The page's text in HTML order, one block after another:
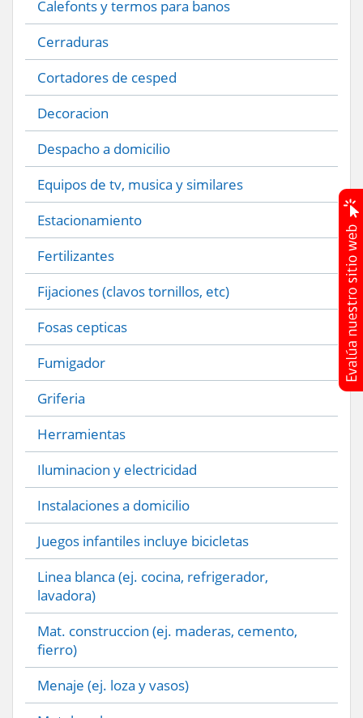
Calefonts y termos para banos
Cerraduras
Cortadores de cesped
Decoracion
Despacho a domicilio
Equipos de tv, musica y similares
Estacionamiento
Fertilizantes
Fijaciones (clavos tornillos, etc)
Fosas cepticas
Fumigador
Griferia
Herramientas
Iluminacion y electricidad
Instalaciones a domicilio
Juegos infantiles incluye bicicletas
Linea blanca (ej. cocina, refrigerador,
lavadora)
Mat. construccion (ej. maderas, cemento,
fierro)
Menaje (ej. loza y vasos)